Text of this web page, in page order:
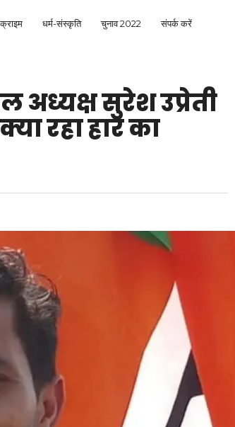
क्राइम धर्म-संस्कृति चुनाव 2022 संपर्क करें
अध्यक्ष सुरेश उप्रेती
रहा हार का